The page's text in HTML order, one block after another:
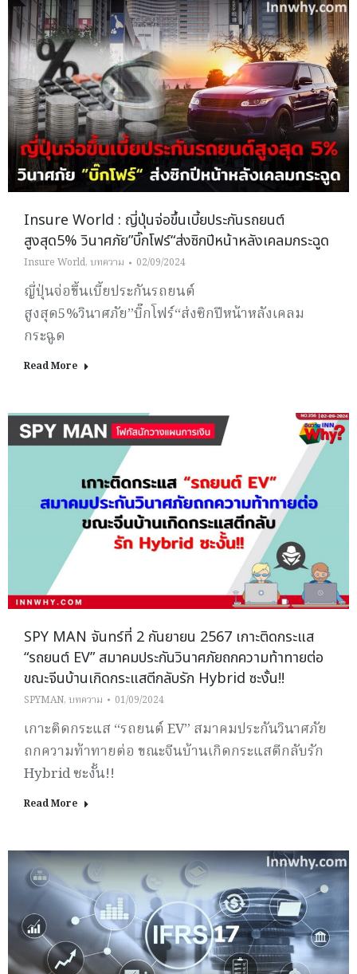
Insure World : ญี่ปุ่นจ่อขึ้นเบี้ยประกันรถยนต์
สูงสุด5% วินาศภัย”บิ๊กโฟร์“ส่งซิกปีหน้าหลังเคลมกระฉูด
Insure World, บทความ 02/09/2024
ญี่ปุ่นจ่อขึ้นเบี้ยประกันรถยนต์
สูงสุด5%วินาศภัย”บิ๊กโฟร์“ส่งซิกปีหน้าหลังเคลม
กระฉูด
Read More
SPY MAN จันทร์ที่ 2 กันยายน 2567 เกาะติดกระแส
“รถยนต์ EV” สมาคมประกันวินาศภัยถกความท้าทายต่อ
ขณะจีนบ้านเกิดกระแสตีกลับรัก Hybrid ซะงั้น!!
SPYMAN, บทความ 01/09/2024
เกาะติดกระแส “รถยนต์ EV” สมาคมประกันวินาศภัย
ถกความท้าทายต่อ ขณะจีนบ้านเกิดกระแสตีกลับรัก
Hybrid ซะงั้น!!
Read More